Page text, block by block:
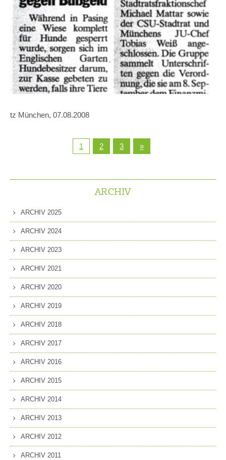
tz München, 07.08.2008
1 2 3 »
ARCHIV
ARCHIV 2025
ARCHIV 2024
ARCHIV 2023
ARCHIV 2021
ARCHIV 2020
ARCHIV 2019
ARCHIV 2018
ARCHIV 2017
ARCHIV 2016
ARCHIV 2015
ARCHIV 2014
ARCHIV 2013
ARCHIV 2012
ARCHIV 2011